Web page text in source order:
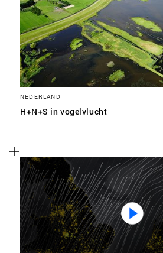
NEDERLAND
H+N+S in vogelvlucht
SLA VOORKEUREN OP